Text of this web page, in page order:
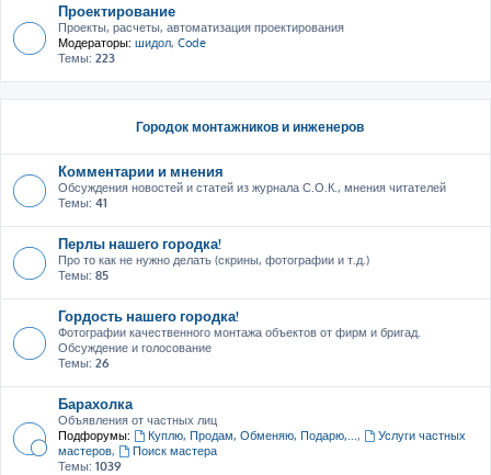
Проектирование
Проекты, расчеты, автоматизация проектирования
Модераторы: шидол, Code
Темы: 223
Городок монтажников и инженеров
Комментарии и мнения
Обсуждения новостей и статей из журнала С.О.К., мнения читателей
Темы: 41
Перлы нашего городка!
Про то как не нужно делать (скрины, фотографии и т.д.)
Темы: 85
Гордость нашего городка!
Фотографии качественного монтажа объектов от фирм и бригад.
Обсуждение и голосование
Темы: 26
Барахолка
Объявления от частных лиц
Подфорумы:
Куплю, Продам, Обменяю, Подарю,...,
Услуги частных
мастеров,
Поиск мастера
Темы: 1039